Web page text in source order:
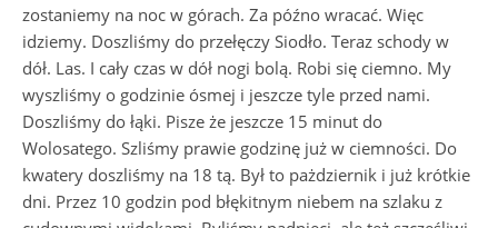
zostaniemy na noc w górach. Za późno wracać. Więc
idziemy. Doszliśmy do przełęczy Siodło. Teraz schody w
dół. Las. I cały czas w dół nogi bolą. Robi się ciemno. My
wyszliśmy o godzinie ósmej i jeszcze tyle przed nami.
Doszliśmy do łąki. Pisze że jeszcze 15 minut do
Wolosatego. Szliśmy prawie godzinę już w ciemności. Do
kwatery doszliśmy na 18 tą. Był to pażdziernik i już krótkie
dni. Przez 10 godzin pod błękitnym niebem na szlaku z